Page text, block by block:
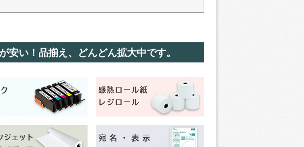
安い！品揃え、どんどん拡大中です。